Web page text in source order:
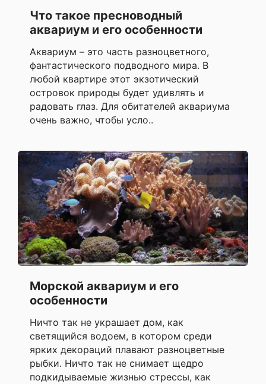
Что такое пресноводный
аквариум и его особенности
Аквариум – это часть разноцветного,
фантастического подводного мира. В
любой квартире этот экзотический
островок природы будет удивлять и
радовать глаз. Для обитателей аквариума
очень важно, чтобы усло..
Морской аквариум и его
особенности
Ничто так не украшает дом, как
светящийся водоем, в котором среди
ярких декораций плавают разноцветные
рыбки. Ничто так не снимает щедро
подкидываемые жизнью стрессы, как